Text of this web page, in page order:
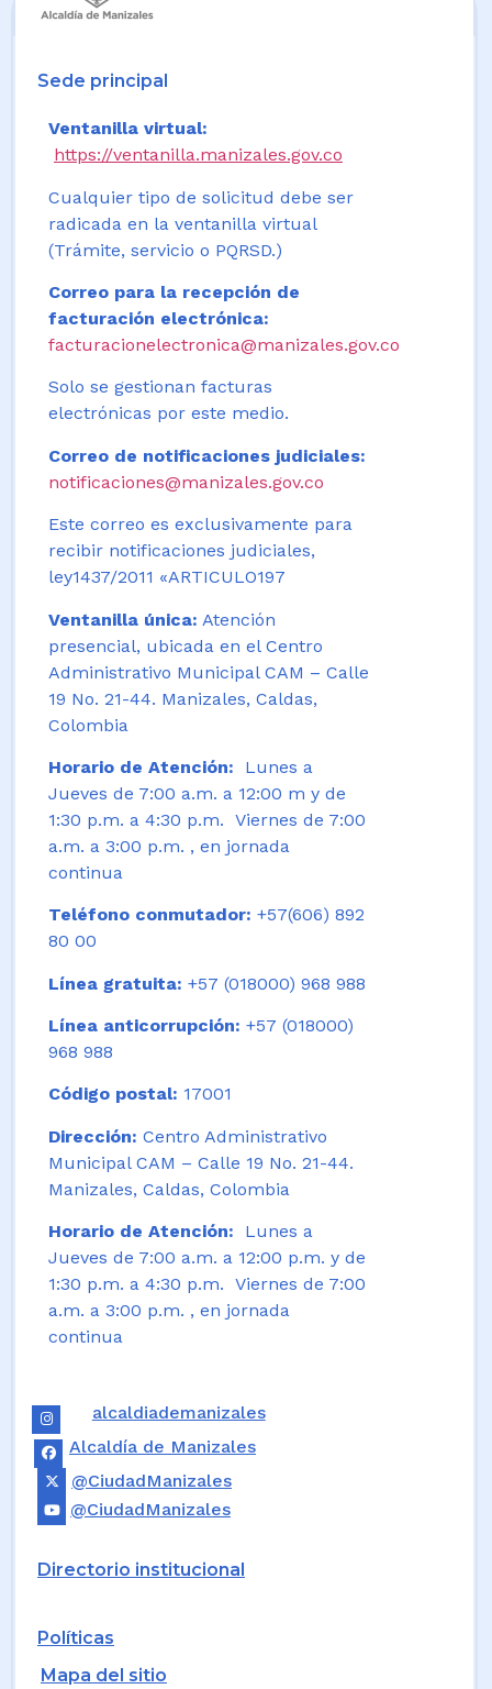
Sede principal
Ventanilla virtual:
https://ventanilla.manizales.gov.co
Cualquier tipo de solicitud debe ser
radicada en la ventanilla virtual
(Trámite, servicio o PQRSD.)
Correo para la recepción de
facturación electrónica:
facturacionelectronica@manizales.gov.co
Solo se gestionan facturas
electrónicas por este medio.
Correo de notificaciones judiciales:
notificaciones@manizales.gov.co
Este correo es exclusivamente para
recibir notificaciones judiciales,
ley1437/2011 «ARTICULO197
Ventanilla única: Atención
presencial, ubicada en el Centro
Administrativo Municipal CAM – Calle
19 No. 21-44. Manizales, Caldas,
Colombia
Horario de Atención:
Lunes a
Jueves de 7:00 a.m. a 12:00 m y de
1:30 p.m. a 4:30 p.m. Viernes de 7:00
a.m. a 3:00 p.m. , en jornada
continua
Teléfono conmutador: +57(606) 892
80 00
Línea gratuita: +57 (018000) 968 988
Línea anticorrupción: +57 (018000)
968 988
Código postal: 17001
Dirección: Centro Administrativo
Municipal CAM – Calle 19 No. 21-44.
Manizales, Caldas, Colombia
Horario de Atención: Lunes a
Jueves de 7:00 a.m. a 12:00 p.m. y de
1:30 p.m. a 4:30 p.m. Viernes de 7:00
a.m. a 3:00 p.m. , en jornada
continua
alcaldiademanizales
Alcaldía de Manizales
@CiudadManizales
@CiudadManizales
Directorio institucional
Políticas
Mapa del sitio